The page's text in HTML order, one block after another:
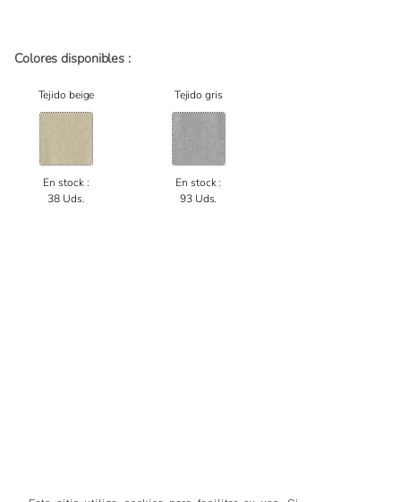
Este sitio utiliza cookies para facilitar su uso. Si
Colores disponibles :
Tejido beige
En stock :
38 Uds.
Tejido gris
En stock :
93 Uds.